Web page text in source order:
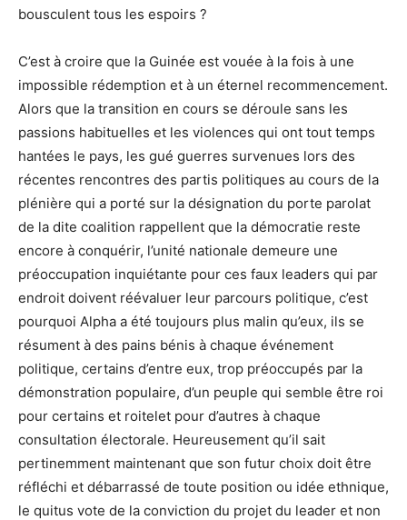
bousculent tous les espoirs ?
C’est à croire que la Guinée est vouée à la fois à une
impossible rédemption et à un éternel recommencement.
Alors que la transition en cours se déroule sans les
passions habituelles et les violences qui ont tout temps
hantées le pays, les gué guerres survenues lors des
récentes rencontres des partis politiques au cours de la
plénière qui a porté sur la désignation du porte parolat
de la dite coalition rappellent que la démocratie reste
encore à conquérir, l’unité nationale demeure une
préoccupation inquiétante pour ces faux leaders qui par
endroit doivent réévaluer leur parcours politique, c’est
pourquoi Alpha a été toujours plus malin qu’eux, ils se
résument à des pains bénis à chaque événement
politique, certains d’entre eux, trop préoccupés par la
démonstration populaire, d’un peuple qui semble être roi
pour certains et roitelet pour d’autres à chaque
consultation électorale. Heureusement qu’il sait
pertinemment maintenant que son futur choix doit être
réfléchi et débarrassé de toute position ou idée ethnique,
le quitus vote de la conviction du projet du leader et non